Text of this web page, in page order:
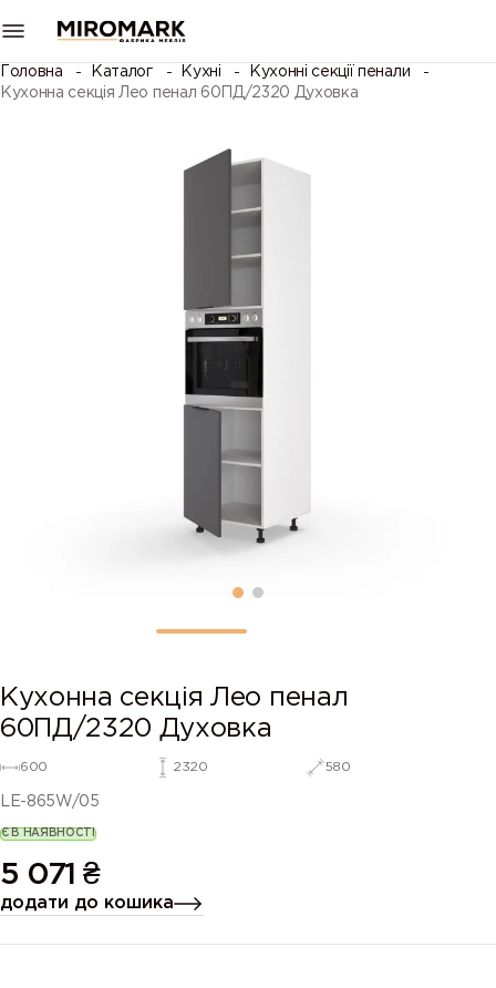
Головна Каталог Кухні
Кухонні секції пенали
Кухонна секція Лео пенал 60ПД/2320 Духовка
Кухонна секція Лео пенал
60ПД/2320 Духовка
600 2320 580
LE-865W/05
Є В НАЯВНОСТІ
5 071 ₴
додати до кошика